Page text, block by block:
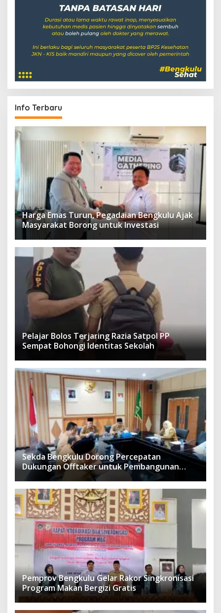
Info Terbaru
Harga Emas Turun, Pegadaian Bengkulu Ajak
Masyarakat Borong untuk Investasi
Pelajar Bolos Terjaring Razia Satpol PP
Sempat Bohongi Identitas Sekolah
Sekda Bengkulu Dorong Percepatan
Dukungan Offtaker untuk Pembangunan
TPST Regional
Pemprov Bengkulu Gelar Rakor Singkronisasi
Program Makan Bergizi Gratis